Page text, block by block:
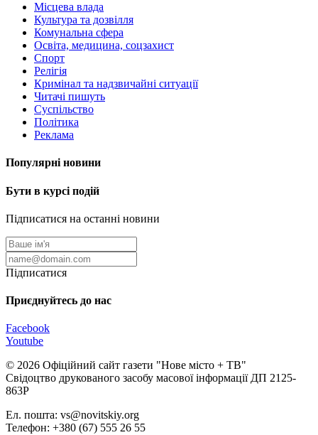
Місцева влада
Культура та дозвілля
Комунальна сфера
Освіта, медицина, соцзахист
Спорт
Релігія
Кримінал та надзвичайні ситуації
Читачі пишуть
Суспільство
Політика
Реклама
Популярні новини
Бути в курсі подій
Підписатися на останні новини
Підписатися
Приєднуйтесь до нас
Facebook
Youtube
© 2026 Офіційний сайт газети "Нове мiсто + ТВ"
Свідоцтво друкованого засобу масової інформації ДП 2125-
863Р
Ел. пошта: vs@novitskiy.org
Телефон: +380 (67) 555 26 55